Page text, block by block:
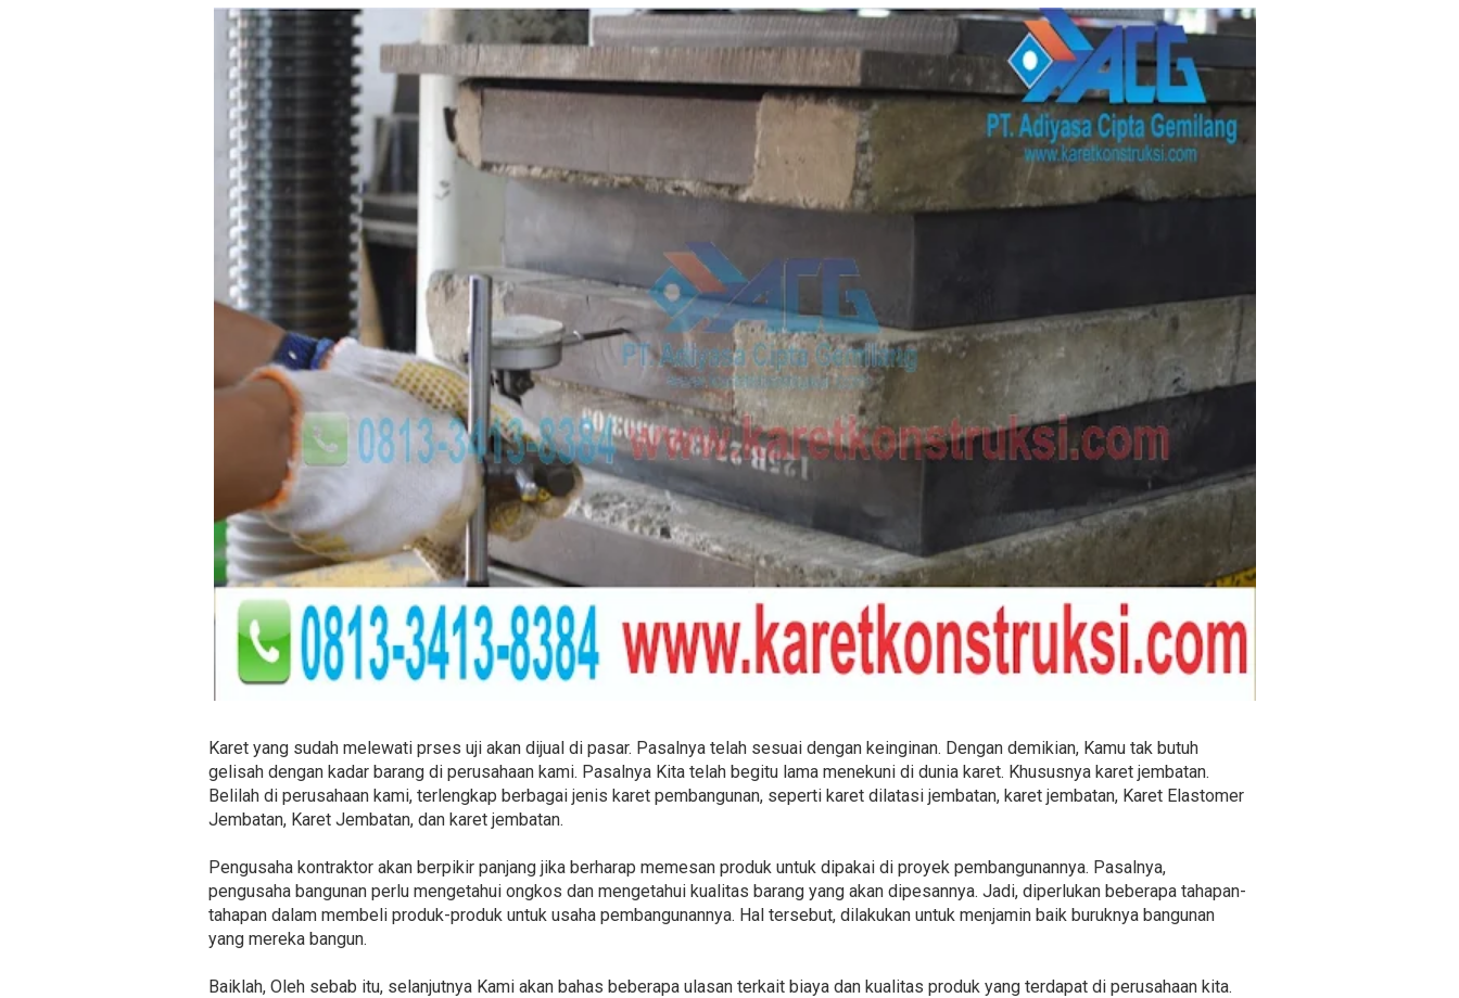
Karet yang sudah melewati prses uji akan dijual di pasar. Pasalnya telah sesuai dengan keinginan. Dengan demikian, Kamu tak butuh
gelisah dengan kadar barang di perusahaan kami. Pasalnya Kita telah begitu lama menekuni di dunia karet. Khususnya karet jembatan.
Belilah di perusahaan kami, terlengkap berbagai jenis karet pembangunan, seperti karet dilatasi jembatan, karet jembatan, Karet Elastomer
Jembatan, Karet Jembatan, dan karet jembatan.
Pengusaha kontraktor akan berpikir panjang jika berharap memesan produk untuk dipakai di proyek pembangunannya. Pasalnya,
pengusaha bangunan perlu mengetahui ongkos dan mengetahui kualitas barang yang akan dipesannya. Jadi, diperlukan beberapa tahapan-
tahapan dalam membeli produk-produk untuk usaha pembangunannya. Hal tersebut, dilakukan untuk menjamin baik buruknya bangunan
yang mereka bangun.
Baiklah, Oleh sebab itu, selanjutnya Kami akan bahas beberapa ulasan terkait biaya dan kualitas produk yang terdapat di perusahaan kita.